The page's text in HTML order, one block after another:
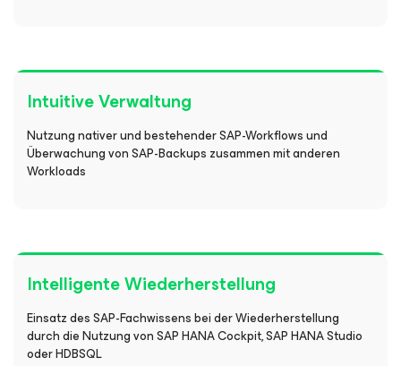
Intuitive Verwaltung
Nutzung nativer und bestehender SAP-Workflows und
Überwachung von SAP-Backups zusammen mit anderen
Workloads
Intelligente Wiederherstellung
Einsatz des SAP-Fachwissens bei der Wiederherstellung
durch die Nutzung von SAP HANA Cockpit, SAP HANA Studio
oder HDBSQL